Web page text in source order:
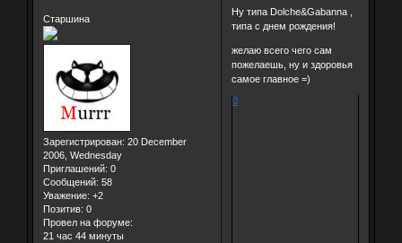
Старшина
Зарегистрирован: 20 December
2006, Wednesday
Приглашений: 0
Сообщений: 58
Уважение: +2
Позитив: 0
Провел на форуме:
21 час 44 минуты
Ну типа Dolche&Gabanna ,
типа с днем рождения!
желаю всего чего сам
пожелаешь, ну и здоровья
самое главное =)
0